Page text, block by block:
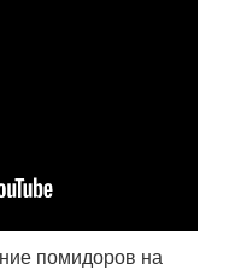
помидоров на